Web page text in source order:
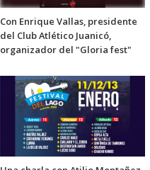
Con Enrique Vallas, presidente
del Club Atlético Juanicó,
organizador del "Gloria fest"